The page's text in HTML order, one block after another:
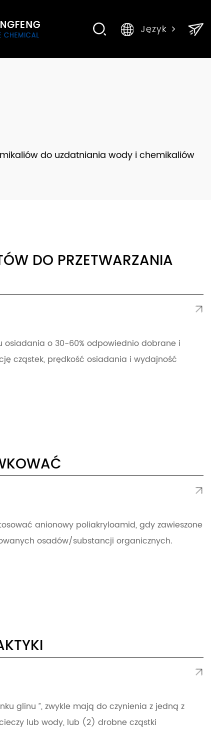
Język
do uzdatniania wody i chemikaliów
DO PRZETWARZANIA
osiadania o 30-60% odpowiednio dobrane i
cząstek, prędkość osiadania i wydajność
anionowy poliakryloamid, gdy zawieszone
osadów/substancji organicznych.
glinu ”, zwykle mają do czynienia z jedną z
lub wody, lub (2) drobne cząstki